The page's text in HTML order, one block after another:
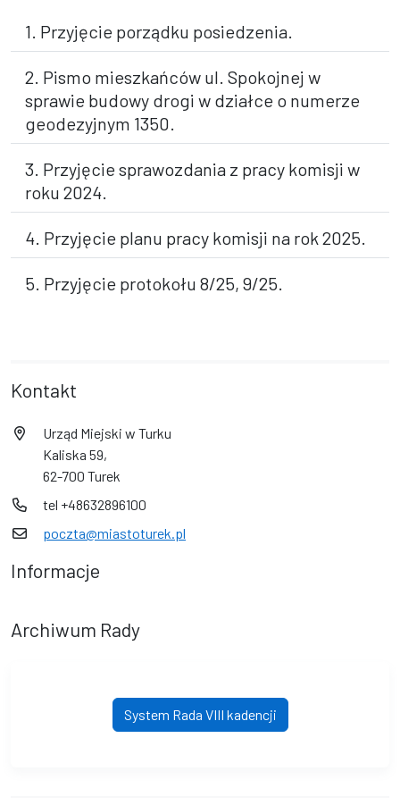
1. Przyjęcie porządku posiedzenia.
2. Pismo mieszkańców ul. Spokojnej w
sprawie budowy drogi w działce o numerze
geodezyjnym 1350.
3. Przyjęcie sprawozdania z pracy komisji w
roku 2024.
4. Przyjęcie planu pracy komisji na rok 2025.
5. Przyjęcie protokołu 8/25, 9/25.
Kontakt
Urząd Miejski w Turku
Kaliska 59,
62-700 Turek
tel +48632896100
poczta@miastoturek.pl
Informacje
Archiwum Rady
System Rada VIII kadencji